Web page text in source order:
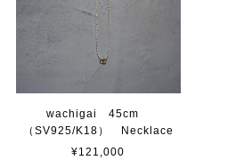
wachigai 45cm
（SV925/K18） Necklace
¥121,000